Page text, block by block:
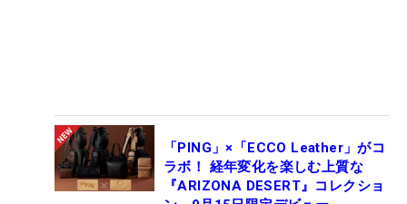
「PING」×「ECCO Leather」がコ
ラボ！ 経年変化を楽しむ上質な
『ARIZONA DESERT』コレクショ